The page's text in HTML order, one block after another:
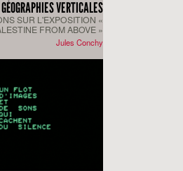
GÉOGRAPHIES VERTICALES
SUR L'EXPOSITION «
FROM ABOVE »
Jules Conchy